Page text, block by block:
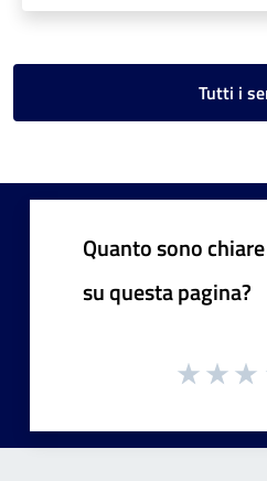
Tutti i
Quanto sono
su questa pagina?